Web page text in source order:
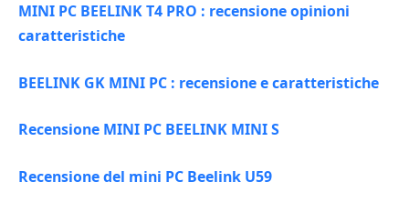
MINI PC BEELINK T4 PRO : recensione opinioni
caratteristiche
BEELINK GK MINI PC : recensione e caratteristiche
Recensione MINI PC BEELINK MINI S
Recensione del mini PC Beelink U59